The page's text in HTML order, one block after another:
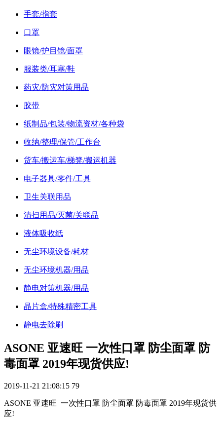
手套/指套
口罩
眼镜/护目镜/面罩
服装类/耳塞/鞋
药灾/防灾对策用品
胶带
纸制品/包装/物流资材/各种袋
收纳/整理/保管/工作台
货车/搬运车/梯凳/搬运机器
电子器具/零件/工具
卫生关联用品
清扫用品/灭菌/关联品
液体吸收纸
无尘环境设备/耗材
无尘环境机器/用品
静电对策机器/用品
晶片盒/特殊精密工具
静电去除刷
ASONE 亚速旺 一次性口罩 防尘面罩 防
毒面罩 2019年现货供应!
2019-11-21 21:08:15 79
ASONE 亚速旺 一次性口罩 防尘面罩 防毒面罩 2019年现货供
应!